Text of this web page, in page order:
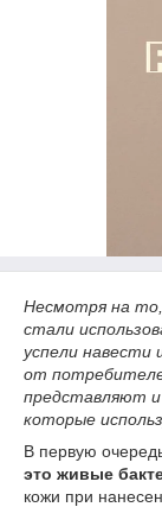
Несмотря на
стали
успели
от
представляют
которые
В первую
это живые
кожи при